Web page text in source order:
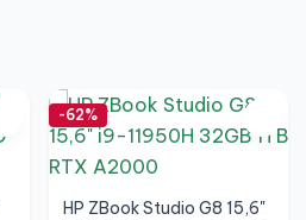
-62%
HP ZBook Studio G8 15,6"